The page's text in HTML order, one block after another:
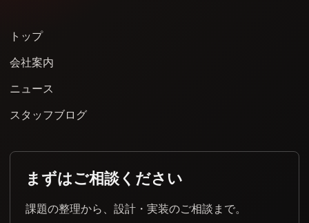
トップ
会社案内
ニュース
スタッフブログ
まずはご相談ください
課題の整理から、設計・実装のご相談まで。